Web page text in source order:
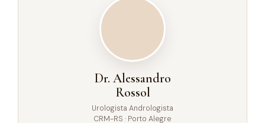
Dr. Alessandro
Rossol
Urologista Andrologista
CRM-RS · Porto Alegre